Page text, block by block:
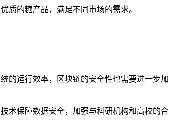
质的糖产品，满足不同市场的需求。
的运行效率，区块链的安全性也需要进一步加
术保障数据安全，加强与科研机构和高校的合